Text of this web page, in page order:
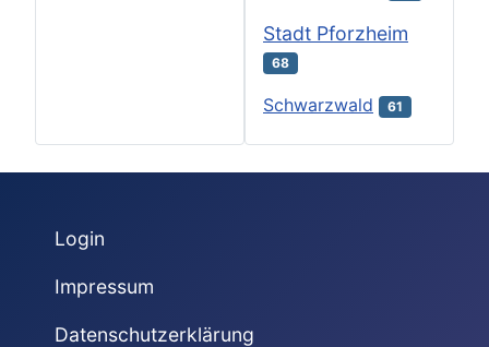
Stadt Pforzheim
68
Schwarzwald 61
Login
Impressum
Datenschutzerklärung